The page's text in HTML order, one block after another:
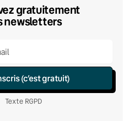
gratuitement
newsletters
(c’est gratuit)
Texte RGPD